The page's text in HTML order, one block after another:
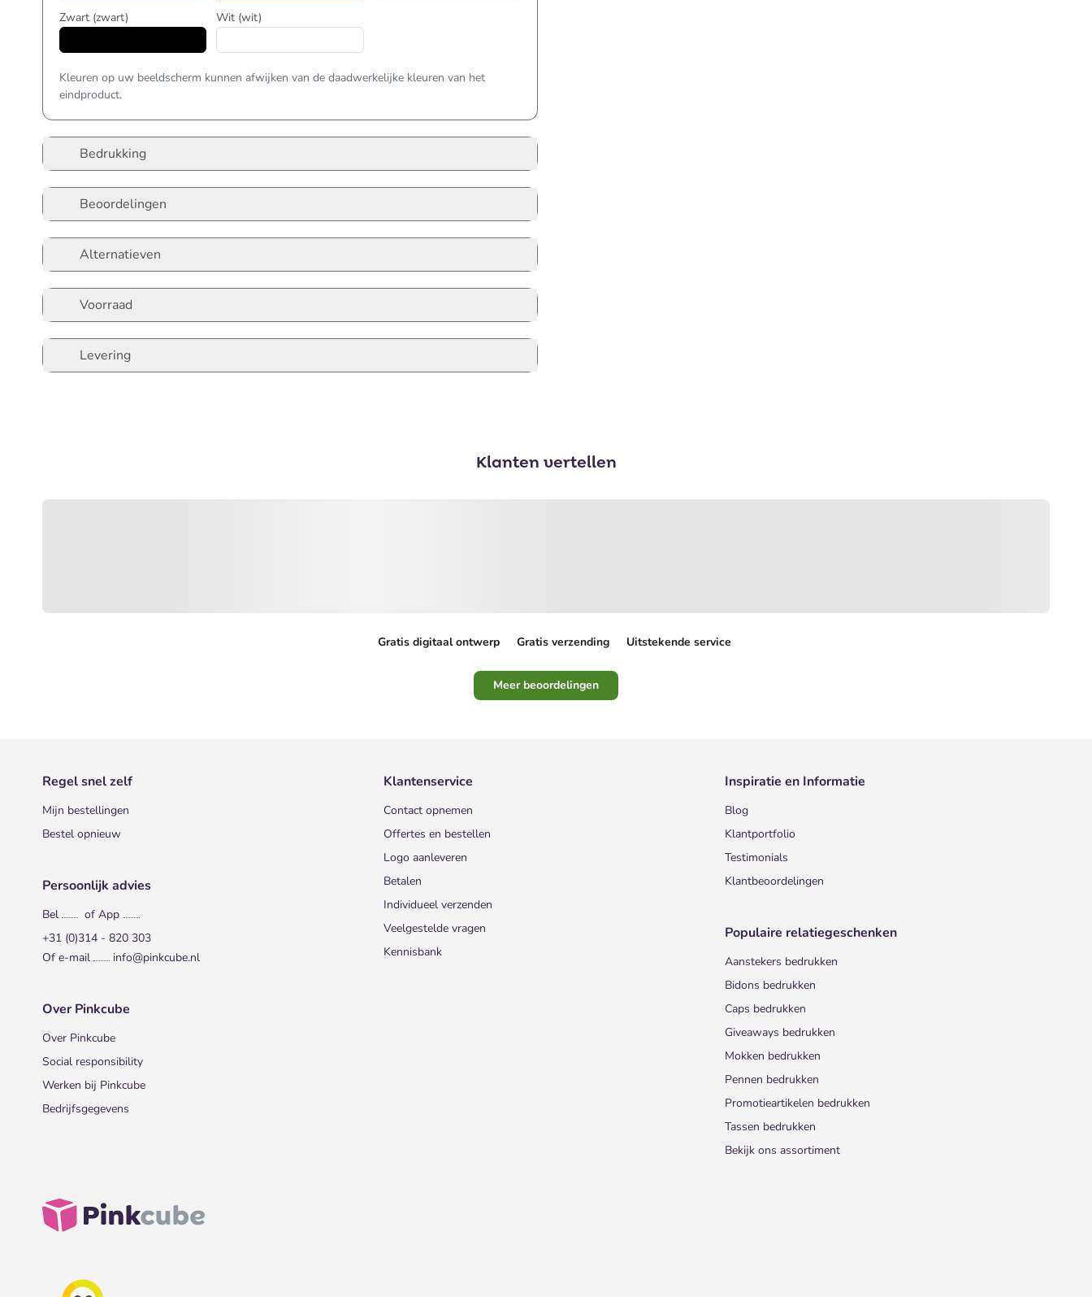
Zwart (zwart) Wit (wit)
Kleuren op uw beeldscherm kunnen afwijken van de daadwerkelijke kleuren van het
eindproduct.
Bedrukking
Beoordelingen
Alternatieven
Voorraad
Levering
Klanten vertellen
Gratis digitaal ontwerp Gratis verzending Uitstekende service
Meer beoordelingen
Regel snel zelf
Mijn bestellingen
Bestel opnieuw
Persoonlijk advies
Bel
of App
+31 (0)314 - 820 303
Of e-mail
info@pinkcube.nl
Over Pinkcube
Over Pinkcube
Social responsibility
Werken bij Pinkcube
Bedrijfsgegevens
Klantenservice
Contact opnemen
Offertes en bestellen
Logo aanleveren
Betalen
Individueel verzenden
Veelgestelde vragen
Kennisbank
Inspiratie en Informatie
Blog
Klantportfolio
Testimonials
Klantbeoordelingen
Populaire relatiegeschenken
Aanstekers bedrukken
Bidons bedrukken
Caps bedrukken
Giveaways bedrukken
Mokken bedrukken
Pennen bedrukken
Promotieartikelen bedrukken
Tassen bedrukken
Bekijk ons assortiment